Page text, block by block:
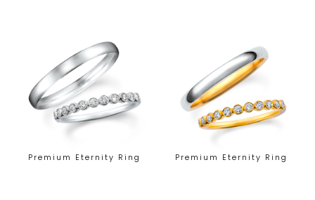
Premium Eternity Ring Premium Eternity Ring